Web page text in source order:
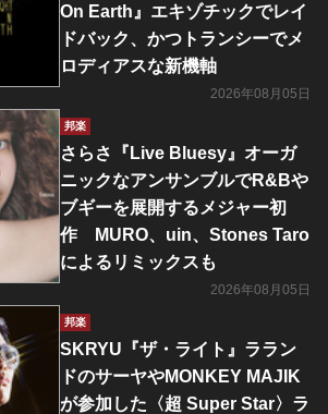
On Earth』エキゾチックでレイ
ドバック、かつトランシーでメ
ロディアスな新機軸
2026年08月05日
邦楽
さらさ『Live Bluesy』オーガ
ニックなアンサンブルでR&Bや
ブギーを展開するメジャー初
作 MURO、uin、Stones Taro
によるリミックスも
2026年08月05日
邦楽
SKRYU『ザ・ライト』ララン
ドのサーヤやMONKEY MAJIK
が参加した〈超 Super Star〉ラ